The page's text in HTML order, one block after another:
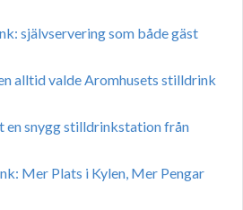
självservering som både gäst
alltid valde Aromhusets stilldrink
en snygg stilldrinkstation från
Mer Plats i Kylen, Mer Pengar